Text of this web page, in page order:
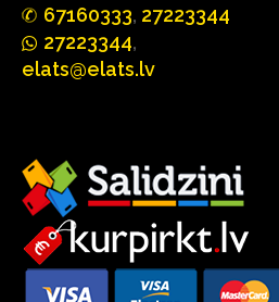
67160333, 27223344
27223344,
elats@elats.lv